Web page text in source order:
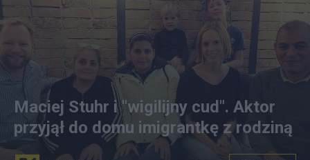
Maciej Stuhr i "wigilijny cud". Aktor
przyjął do domu imigrantkę z rodziną